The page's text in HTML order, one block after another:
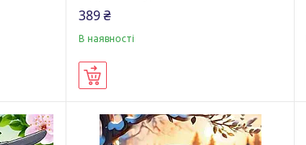
389 ₴
В наявності